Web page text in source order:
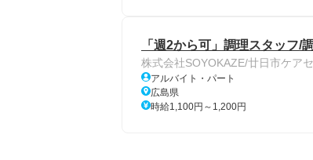
「週2から可」調理スタッフ/
株式会社SOYOKAZE/廿日市ケア
アルバイト・パート
広島県
時給1,100円～1,200円